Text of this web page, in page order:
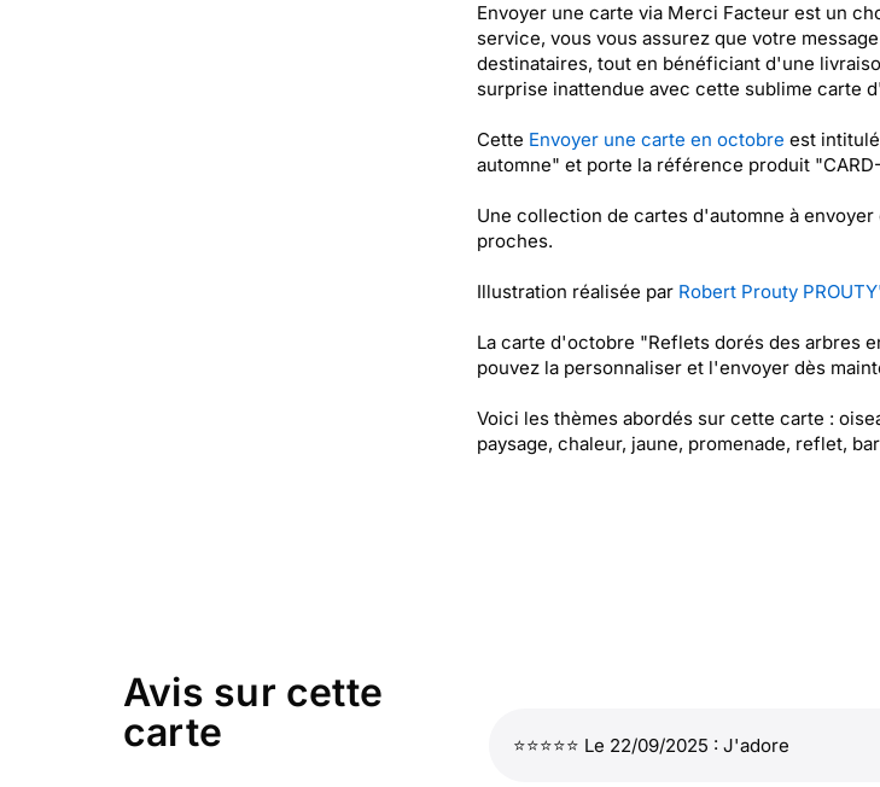
Envoyer une carte via Merci Facteur est un
service, vous vous assurez que votre
destinataires, tout en bénéficiant d'une
surprise inattendue avec cette sublime carte
Cette Envoyer une carte en octobre est
automne" et porte la référence produit
Une collection de cartes d'automne à
proches.
Illustration réalisée par Robert Prouty
La carte d'octobre "Reflets dorés des arbres
pouvez la personnaliser et l'envoyer dès
Voici les thèmes abordés sur cette carte :
paysage, chaleur, jaune, promenade, reflet,
Avis sur cette
carte
⭐⭐⭐⭐⭐ Le 22/09/2025 : J'adore